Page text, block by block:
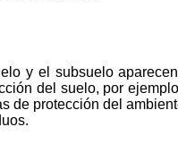
y el subsuelo
del suelo, por
de protección del